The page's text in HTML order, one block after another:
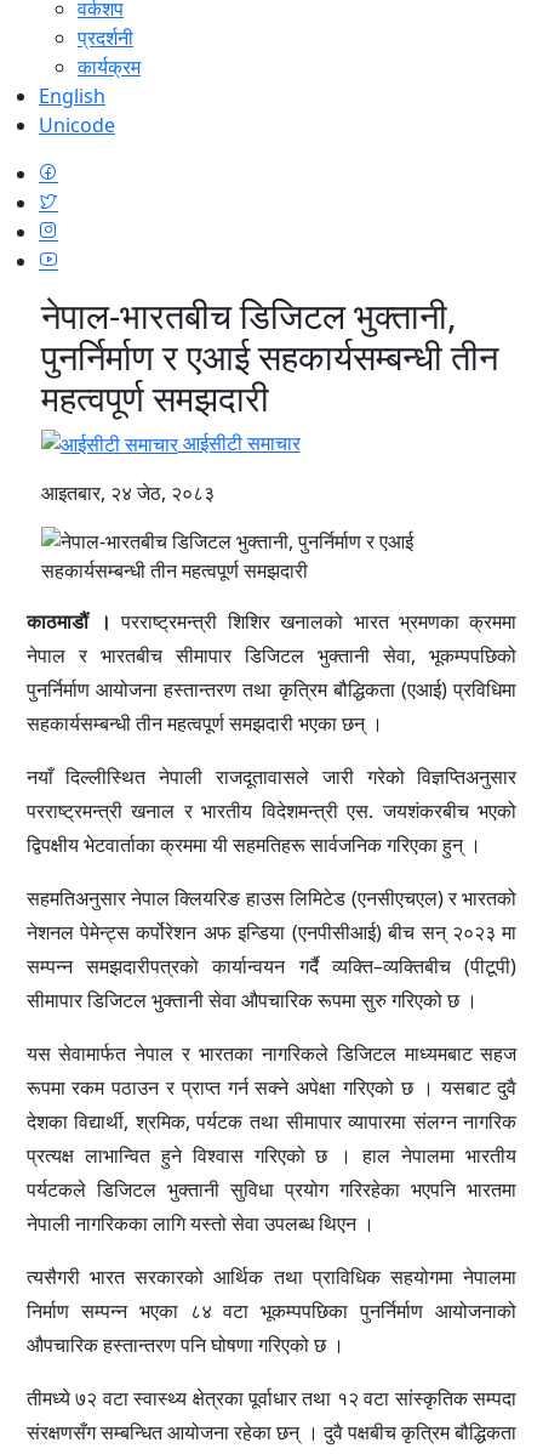
वर्कशप
प्रदर्शनी
कार्यक्रम
English
Unicode
नेपाल-भारतबीच डिजिटल भुक्तानी,
पुनर्निर्माण र एआई सहकार्यसम्बन्धी तीन
महत्वपूर्ण समझदारी
आईसीटी समाचार
आइतबार, २४ जेठ, २०८३
काठमाडौं ।परराष्ट्रमन्त्री शिशिर खनालको भारत भ्रमणका क्रममा
नेपाल र भारतबीच सीमापार डिजिटल भुक्तानी सेवा, भूकम्पपछिको
पुनर्निर्माण आयोजना हस्तान्तरण तथा कृत्रिम बौद्धिकता (एआई) प्रविधिमा
सहकार्यसम्बन्धी तीन महत्वपूर्ण समझदारी भएका छन् ।
नयाँ दिल्लीस्थित नेपाली राजदूतावासले जारी गरेको विज्ञप्तिअनुसार
परराष्ट्रमन्त्री खनाल र भारतीय विदेशमन्त्री एस. जयशंकरबीच भएको
द्विपक्षीय भेटवार्ताका क्रममा यी सहमतिहरू सार्वजनिक गरिएका हुन् ।
सहमतिअनुसार नेपाल क्लियरिङ हाउस लिमिटेड (एनसीएचएल) र भारतको
नेशनल पेमेन्ट्स कर्पोरेशन अफ इन्डिया (एनपीसीआई) बीच सन् २०२३ मा
सम्पन्न समझदारीपत्रको कार्यान्वयन गर्दै व्यक्ति–व्यक्तिबीच (पीटूपी)
सीमापार डिजिटल भुक्तानी सेवा औपचारिक रूपमा सुरु गरिएको छ ।
यस सेवामार्फत नेपाल र भारतका नागरिकले डिजिटल माध्यमबाट सहज
रूपमा रकम पठाउन र प्राप्त गर्न सक्ने अपेक्षा गरिएको छ । यसबाट दुवै
देशका विद्यार्थी, श्रमिक, पर्यटक तथा सीमापार व्यापारमा संलग्न नागरिक
प्रत्यक्ष लाभान्वित हुने विश्वास गरिएको छ । हाल नेपालमा भारतीय
पर्यटकले डिजिटल भुक्तानी सुविधा प्रयोग गरिरहेका भएपनि भारतमा
नेपाली नागरिकका लागि यस्तो सेवा उपलब्ध थिएन ।
त्यसैगरी भारत सरकारको आर्थिक तथा प्राविधिक सहयोगमा नेपालमा
निर्माण सम्पन्न भएका ८४ वटा भूकम्पपछिका पुनर्निर्माण आयोजनाको
औपचारिक हस्तान्तरण पनि घोषणा गरिएको छ ।
तीमध्ये ७२ वटा स्वास्थ्य क्षेत्रका पूर्वाधार तथा १२ वटा सांस्कृतिक सम्पदा
संरक्षणसँग सम्बन्धित आयोजना रहेका छन् । दुवै पक्षबीच कृत्रिम बौद्धिकता